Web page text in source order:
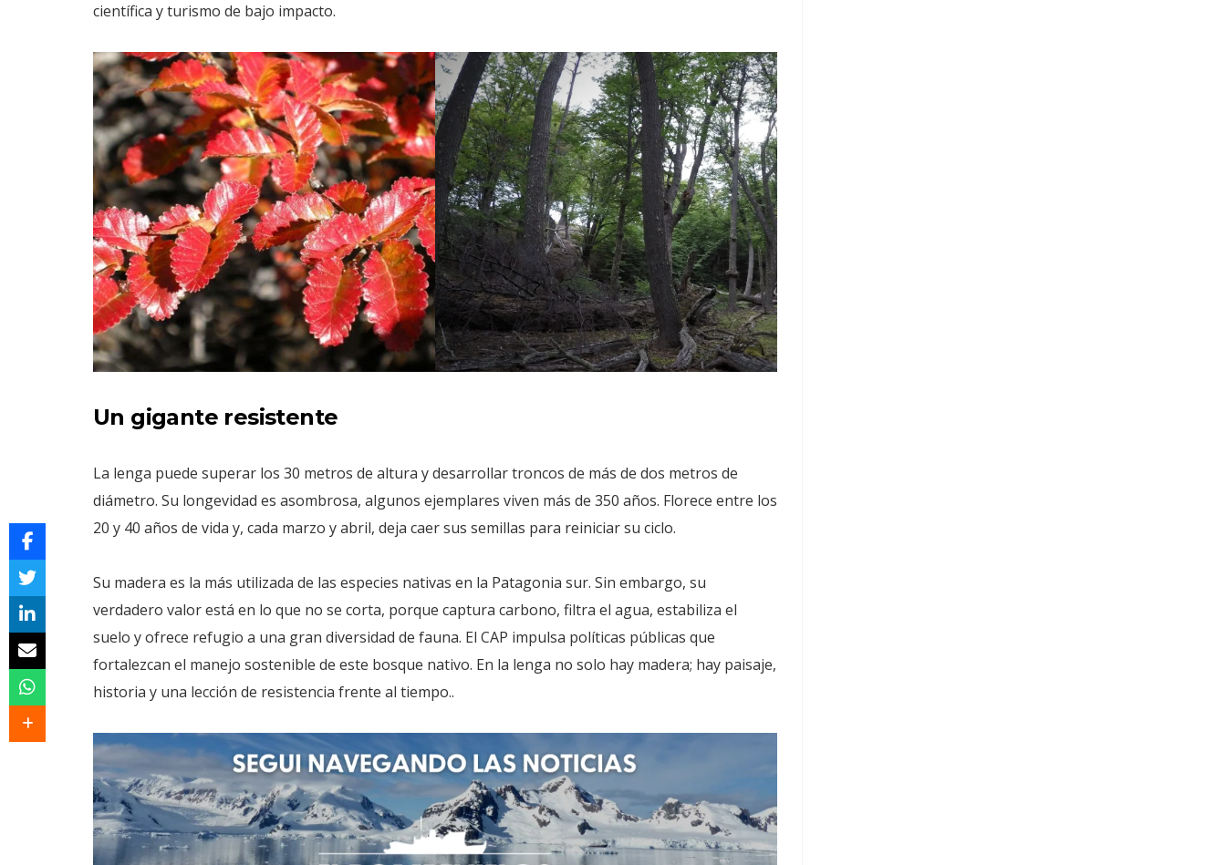
científica y turismo de bajo impacto.
Un gigante resistente
La lenga puede superar los 30 metros de altura y desarrollar troncos de más de dos metros de
diámetro. Su longevidad es asombrosa, algunos ejemplares viven más de 350 años. Florece entre los
20 y 40 años de vida y, cada marzo y abril, deja caer sus semillas para reiniciar su ciclo.
Su madera es la más utilizada de las especies nativas en la Patagonia sur. Sin embargo, su
verdadero valor está en lo que no se corta, porque captura carbono, filtra el agua, estabiliza el
suelo y ofrece refugio a una gran diversidad de fauna. El CAP impulsa políticas públicas que
fortalezcan el manejo sostenible de este bosque nativo. En la lenga no solo hay madera; hay paisaje,
historia y una lección de resistencia frente al tiempo..